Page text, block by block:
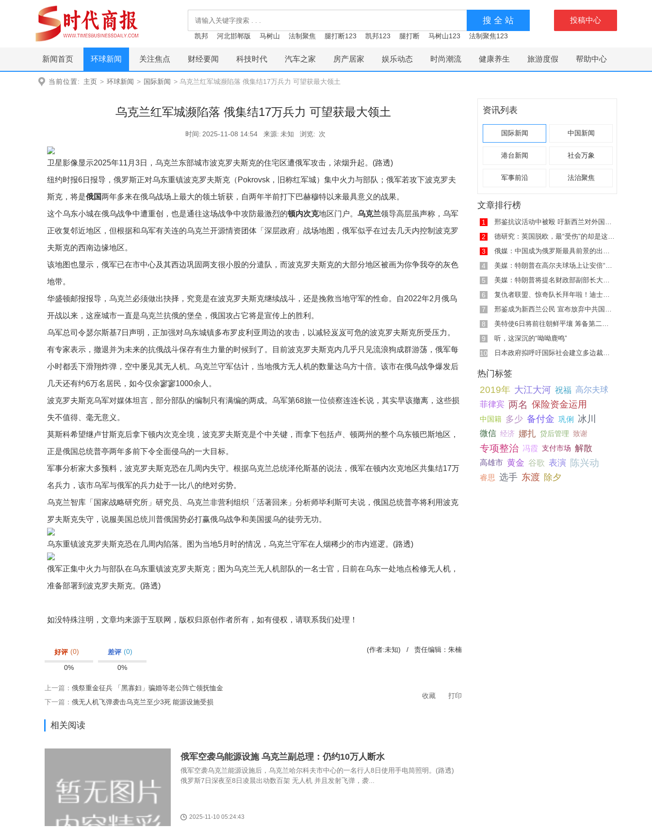
凯邦 河北邯郸版 马树山 法制聚焦 腿打断123 凯邦123 腿打断 马树山123 法制聚焦123
投稿中心
新闻首页 环球新闻 关注焦点 财经要闻 科技时代 汽车之家 房产居家 娱乐动态 时尚潮流 健康养生 旅游度假 帮助中心
当前位置: 主页 > 环球新闻 > 国际新闻 > 乌克兰红军城濒陷落 俄集结17万兵力 可望获最大领土
乌克兰红军城濒陷落 俄集结17万兵力 可望获最大领土
时间: 2025-11-08 14:54 来源: 未知 浏览: 次
卫星影像显示2025年11月3日，乌克兰东部城市波克罗夫斯克的住宅区遭俄军攻击，浓烟升起。(路透)
纽约时报6日报导，俄罗斯正对乌东重镇波克罗夫斯克（Pokrovsk，旧称红军城）集中火力与部队；俄军若攻下波克罗夫
斯克，将是俄国两年多来在俄乌战场上最大的领土斩获，自两年半前打下巴赫穆特以来最具意义的战果。
这个乌东小城在俄乌战争中遭重创，也是通往这场战争中攻防最激烈的顿内次克地区门户。 乌克兰领导高层虽声称，乌军
正收复邻近地区，但根据和乌军有关连的乌克兰开源情资团体「深层政府」战场地图，俄军似乎在过去几天内控制波克罗
夫斯克的西南边缘地区。
该地图也显示，俄军已在市中心及其西边巩固两支很小股的分遣队，而波克罗夫斯克的大部分地区被画为你争我夺的灰色
地带。
华盛顿邮报报导，乌克兰必须做出抉择，究竟是在波克罗夫斯克继续战斗，还是挽救当地守军的性命。自2022年2月俄乌
开战以来，这座城市一直是乌克兰抗俄的堡垒，俄国攻占它将是宣传上的胜利。
乌军总司令瑟尔斯基7日声明，正加强对乌东城镇多布罗皮利亚周边的攻击，以减轻岌岌可危的波克罗夫斯克所受压力。
有专家表示，撤退并为未来的抗俄战斗保存有生力量的时候到了。目前波克罗夫斯克内几乎只见流浪狗成群游荡，俄军每
小时都丢下滑翔炸弹，空中屡见其无人机。乌克兰守军估计，当地俄方无人机的数量达乌方十倍。该市在俄乌战争爆发后
几天还有约6万名居民，如今仅余寥寥1000余人。
波克罗夫斯克乌军对媒体坦言，部分部队的编制只有满编的两成。乌军第68旅一位侦察连连长说，其实早该撤离，这些损
失不值得、毫无意义。
莫斯科希望继卢甘斯克后拿下顿内次克全境，波克罗夫斯克是个中关键，而拿下包括卢、顿两州的整个乌东顿巴斯地区，
正是俄国总统普亭两年多前下令全面侵乌的一大目标。
军事分析家大多预料，波克罗夫斯克恐在几周内失守。根据乌克兰总统泽伦斯基的说法，俄军在顿内次克地区共集结17万
名兵力，该市乌军与俄军的兵力处于一比八的绝对劣势。
乌克兰智库「国家战略研究所」研究员、乌克兰非营利组织「活著回来」分析师毕利斯可夫说，俄国总统普亭将利用波克
罗夫斯克失守，说服美国总统川普俄国势必打赢俄乌战争和美国援乌的徒劳无功。
乌东重镇波克罗夫斯克恐在几周内陷落。图为当地5月时的情况，乌克兰守军在人烟稀少的市内巡逻。(路透)
俄军正集中火力与部队在乌东重镇波克罗夫斯克；图为乌克兰无人机部队的一名士官，日前在乌东一处地点检修无人机，
准备部署到波克罗夫斯克。(路透)
如没特殊注明，文章均来源于互联网，版权归原创作者所有，如有侵权，请联系我们处理！
好评 (0)
0%
差评 (0)
0%
(作者:未知) / 责任编辑：朱楠
上一篇： 俄祭重金征兵 「黑寡妇」骗婚等老公阵亡领抚恤金
下一篇： 俄无人机飞弹袭击乌克兰至少3死 能源设施受损
收藏 打印
相关阅读
俄军空袭乌能源设施 乌克兰副总理：仍约10万人断水
俄军空袭乌克兰能源设施后，乌克兰哈尔科夫市中心的一名行人8日使用手电筒照明。(路透)
俄罗斯7日深夜至8日凌晨出动数百架 无人机 并且发射飞弹，袭...
2025-11-10 05:24:43
资讯列表
国际新闻 中国新闻
港台新闻 社会万象
军事前沿 法治聚焦
文章排行榜
1
邢鉴抗议活动中被殴 吁新西兰对外国干预立法
2
德研究：英国脱欧，最“受伤”的却是这些发展
3
俄媒：中国成为俄罗斯最具前景的出口市场之一
4
美媒：特朗普在高尔夫球场上让安倍“吃了一惊
5
美媒：特朗普将提名财政部副部长大卫·马尔帕斯
6
复仇者联盟、惊奇队长拜年啦！迪士尼发布中国
7
邢鉴成为新西兰公民 宣布放弃中共国国籍
8
美特使6日将前往朝鲜平壤 筹备第二次“金特会”
9
听，这深沉的“呦呦鹿鸣”
10
日本政府拟呼吁国际社会建立多边裁军新框架
热门标签
2019年 大江大河 祝福 高尔夫球
菲律宾 两名 保险资金运用
中国籍 多少 备付金 巩俐 冰川
微信 经济 娜扎 贷后管理 致谢
专项整治 冯霞 支付市场 解散
高雄市 黄金 谷歌 表演 陈兴动
睿思 选手 东渡 除夕